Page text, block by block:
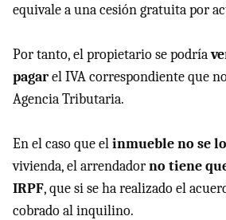
equivale a una cesión gratuita por
Por tanto, el propietario se podría
pagarel IVA correspondiente que
Agencia Tributaria.
En el caso que elinmueble no se
vivienda, el arrendadorno tiene
IRPF, que si se ha realizado el
cobrado al inquilino.